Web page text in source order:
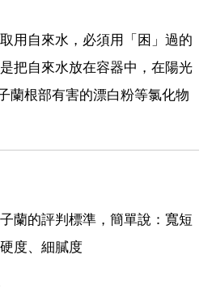
用自來水，必須用「困」過的
把自來水放在容器中，在陽光
蘭根部有害的漂白粉等氯化物
蘭的評判標準，簡單說：寬短
度、細膩度